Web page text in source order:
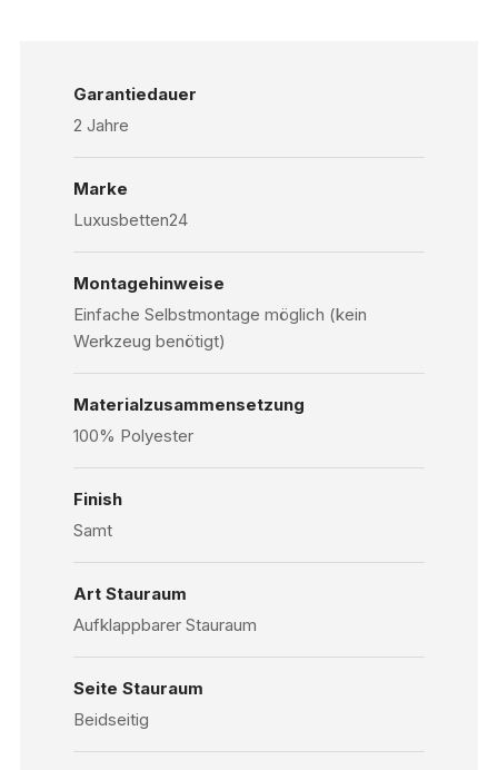
Garantiedauer
2 Jahre
Marke
Luxusbetten24
Montagehinweise
Einfache Selbstmontage möglich (kein
Werkzeug benötigt)
Materialzusammensetzung
100% Polyester
Finish
Samt
Art Stauraum
Aufklappbarer Stauraum
Seite Stauraum
Beidseitig